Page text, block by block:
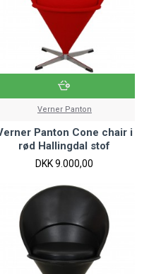
Verner Panton
Panton Cone chair i
rød Hallingdal stof
DKK 9.000,00